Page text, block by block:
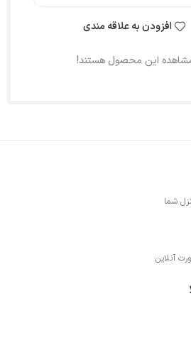
افزودن به علاقه مندی
این محصول هستند!
شما
آنلاین